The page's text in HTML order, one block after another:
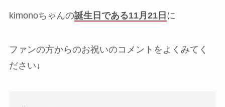
kimonoちゃんの誕生日である11月21日 に
ファンの方からのお祝いのコメントをよくみてく
ださい↓